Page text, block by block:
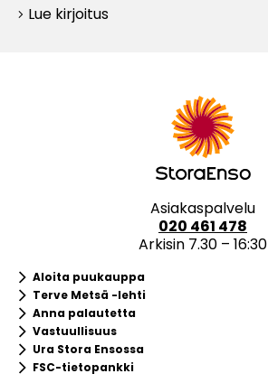
keyboard_arrow_right Lue kirjoitus
Asiakaspalvelu
020 461 478
Arkisin 7.30 – 16:30
keyboard_arrow_rightAloita puukauppa
keyboard_arrow_rightTerve Metsä -lehti
keyboard_arrow_rightAnna palautetta
keyboard_arrow_rightVastuullisuus
keyboard_arrow_rightUra Stora Ensossa
keyboard_arrow_rightFSC-tietopankki